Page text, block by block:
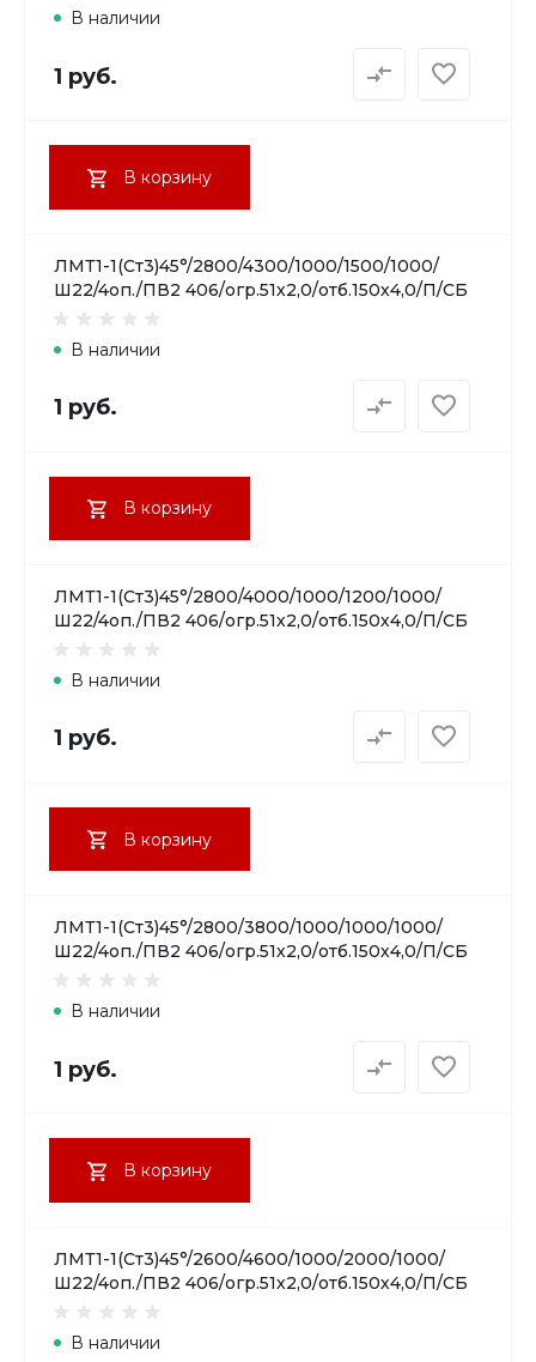
В наличии
1 руб.
В корзину
ЛМТ1-1(Ст3)45°/2800/4300/1000/1500/1000/
Ш22/4оп./ПВ2 406/огр.51х2,0/отб.150х4,0/П/СБ
В наличии
1 руб.
В корзину
ЛМТ1-1(Ст3)45°/2800/4000/1000/1200/1000/
Ш22/4оп./ПВ2 406/огр.51х2,0/отб.150х4,0/П/СБ
В наличии
1 руб.
В корзину
ЛМТ1-1(Ст3)45°/2800/3800/1000/1000/1000/
Ш22/4оп./ПВ2 406/огр.51х2,0/отб.150х4,0/П/СБ
В наличии
1 руб.
В корзину
ЛМТ1-1(Ст3)45°/2600/4600/1000/2000/1000/
Ш22/4оп./ПВ2 406/огр.51х2,0/отб.150х4,0/П/СБ
В наличии